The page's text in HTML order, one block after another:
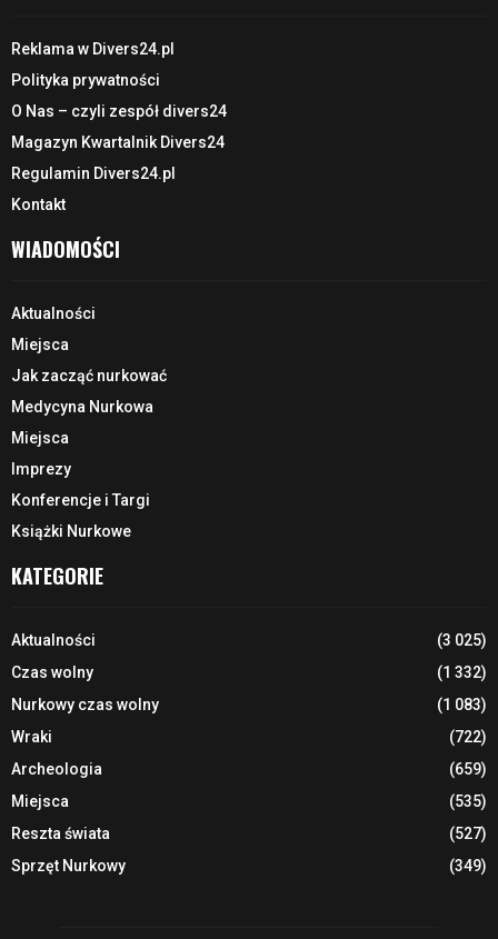
Reklama w Divers24.pl
Polityka prywatności
O Nas – czyli zespół divers24
Magazyn Kwartalnik Divers24
Regulamin Divers24.pl
Kontakt
WIADOMOŚCI
Aktualności
Miejsca
Jak zacząć nurkować
Medycyna Nurkowa
Miejsca
Imprezy
Konferencje i Targi
Książki Nurkowe
KATEGORIE
Aktualności
(3 025)
Czas wolny
(1 332)
Nurkowy czas wolny
(1 083)
Wraki
(722)
Archeologia
(659)
Miejsca
(535)
Reszta świata
(527)
Sprzęt Nurkowy
(349)